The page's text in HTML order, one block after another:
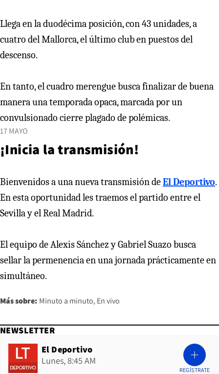
Llega en la duodécima posición, con 43 unidades, a
cuatro del Mallorca, el último club en puestos del
descenso.
En tanto, el cuadro merengue busca finalizar de buena
manera una temporada opaca, marcada por un
convulsionado cierre plagado de polémicas.
17 MAYO
¡Inicia la transmisión!
Bienvenidos a una nueva transmisión deEl Deportivo.
En esta oportunidad les traemos el partido entre el
Sevilla y el Real Madrid.
El equipo de Alexis Sánchez y Gabriel Suazo busca
sellar la permenencia en una jornada prácticamente en
simultáneo.
Más sobre: Minuto a minuto En vivo
NEWSLETTER
El Deportivo
Lunes, 8:45 AM
REGÍSTRATE